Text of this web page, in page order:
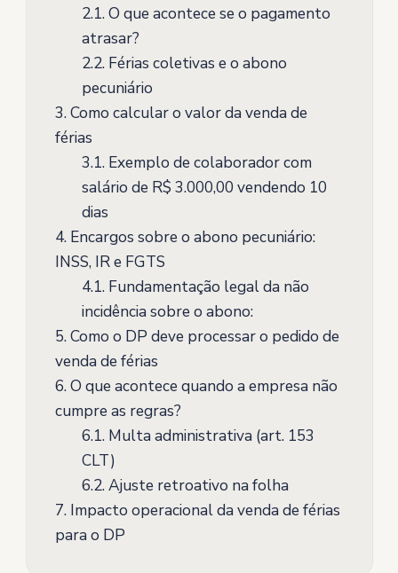
2.1.O que acontece se o pagamento
atrasar?
2.2.Férias coletivas e o abono
pecuniário
3.Como calcular o valor da venda de
férias
3.1.Exemplo de colaborador com
salário de R$ 3.000,00 vendendo 10
dias
4.Encargos sobre o abono pecuniário:
INSS, IR e FGTS
4.1.Fundamentação legal da não
incidência sobre o abono:
5.Como o DP deve processar o pedido de
venda de férias
6.O que acontece quando a empresa não
cumpre as regras?
6.1.Multa administrativa (art. 153
CLT)
6.2.Ajuste retroativo na folha
7.Impacto operacional da venda de férias
para o DP